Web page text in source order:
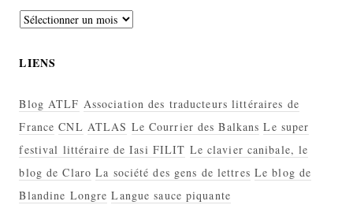
Archives
LIENS
Blog ATLF Association des traducteurs littéraires de
France CNL ATLAS Le Courrier des Balkans Le super
festival littéraire de Iasi FILIT Le clavier canibale, le
blog de Claro La société des gens de lettres Le blog de
Blandine Longre Langue sauce piquante